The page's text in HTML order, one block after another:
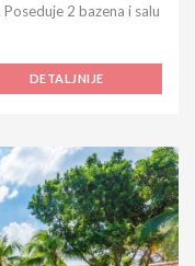
2 bazena i salu
DETALJNIJE